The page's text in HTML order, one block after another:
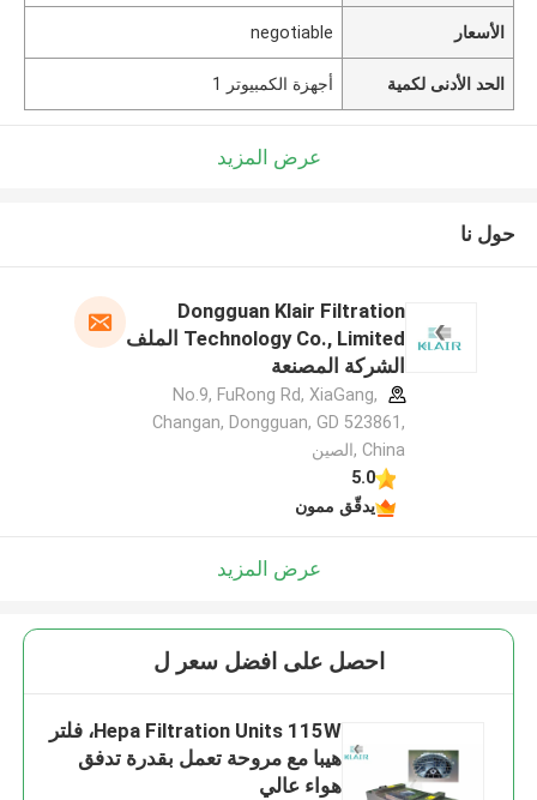
الأسعار negotiable
الحد الأدنى لكمية أجهزة الكمبيوتر 1
عرض المزيد
حول نا
Dongguan Klair Filtration
Technology Co., Limited الملف
الشركة المصنعة
No.9, FuRong Rd, XiaGang,
Changan, Dongguan, GD 523861,
China ,الصين
5.0
يدقّق ممون
عرض المزيد
احصل على افضل سعر ل
Hepa Filtration Units 115W، فلتر
هيبا مع مروحة تعمل بقدرة تدفق
هواء عالي